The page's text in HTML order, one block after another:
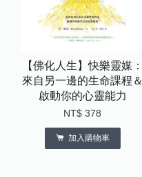
【佛化人生】快樂靈媒：
來自另一邊的生命課程＆
啟動你的心靈能力
NT$ 378
加入購物車